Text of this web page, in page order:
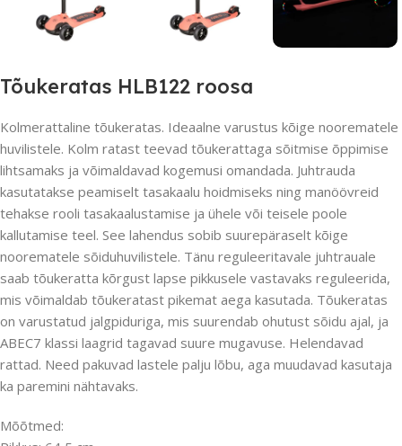
Tõukeratas HLB122 roosa
Kolmerattaline tõukeratas. Ideaalne varustus kõige noorematele
huvilistele. Kolm ratast teevad tõukerattaga sõitmise õppimise
lihtsamaks ja võimaldavad kogemusi omandada. Juhtrauda
kasutatakse peamiselt tasakaalu hoidmiseks ning manöövreid
tehakse rooli tasakaalustamise ja ühele või teisele poole
kallutamise teel. See lahendus sobib suurepäraselt kõige
noorematele sõiduhuvilistele. Tänu reguleeritavale juhtrauale
saab tõukeratta kõrgust lapse pikkusele vastavaks reguleerida,
mis võimaldab tõukeratast pikemat aega kasutada. Tõukeratas
on varustatud jalgpiduriga, mis suurendab ohutust sõidu ajal, ja
ABEC7 klassi laagrid tagavad suure mugavuse. Helendavad
rattad. Need pakuvad lastele palju lõbu, aga muudavad kasutaja
ka paremini nähtavaks.
Mõõtmed: